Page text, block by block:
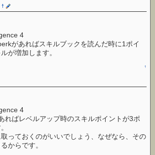
†
4
があればスキルブックを読んだ時に1ポイ
が増加します。
↑
4
ればレベルアップ時のスキルポイントが3ポ
っておくのがいいでしょう、なぜなら、その
からです。